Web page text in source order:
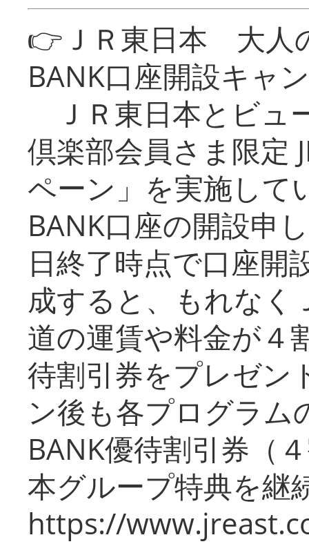
👉ＪＲ東日本 大人
BANK口座開設キャ
ＪＲ東日本とビュ
倶楽部会員さま限定
ペーン」を実施して
BANK口座の開設申
日終了時点で口座開
成すると、もれなく
道の運賃や料金が４
待割引券をプレゼン
ン後も各プログラム
BANK優待割引券（
本グループ特典を継
https://